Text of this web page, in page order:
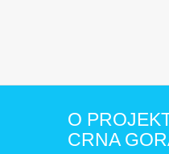
O
CRNA